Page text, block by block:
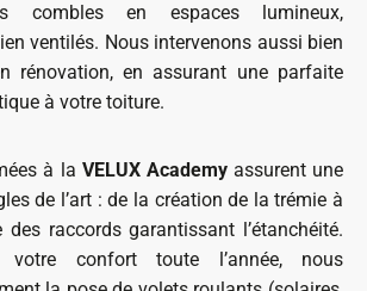
combles en espaces lumineux,
ventilés. Nous intervenons aussi bien
rénovation, en assurant une parfaite
à votre toiture.
à la VELUX Academyassurent une
de l’art : de la création de la trémie à
raccords garantissant l’étanchéité.
votre confort toute l’année, nous